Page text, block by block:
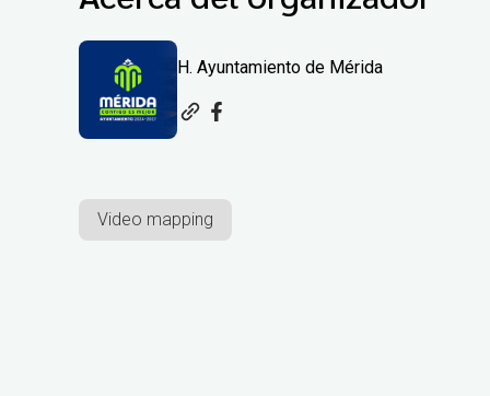
H. Ayuntamiento de Mérida
Video mapping